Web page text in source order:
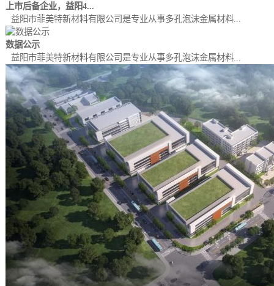
上市后备企业，益阳4...
益阳市菲美特新材料有限公司是专业从事多孔泡沫金属材料...
数据公示
益阳市菲美特新材料有限公司是专业从事多孔泡沫金属材料...